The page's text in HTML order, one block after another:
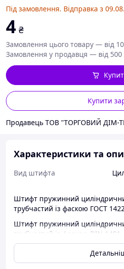
Під замовлення. Відправка з
4 ₴
Замовлення цього товару — від
Замовлення у продавця — від 500
Купити
Продавець ТОВ "ТОРГОВИЙ ДІМ-
Характеристики та
Вид штифта
Штифт пружинний
трубчастий із фаскою ГОСТ
Штифт пружинний
трубчастий із фаскою DIN 1481
промислових галузях, а саме: